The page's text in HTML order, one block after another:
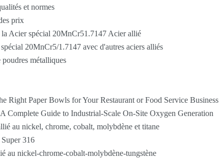
et normes
prix
la Acier spécial 20MnCr51.7147 Acier allié
20MnCr5/1.7147 avec d'autres aciers alliés
métalliques
Right Paper Bowls for Your Restaurant or Food Service Business
Complete Guide to Industrial-Scale On-Site Oxygen Generation
au nickel, chrome, cobalt, molybdène et titane
316
au nickel-chrome-cobalt-molybdène-tungstène